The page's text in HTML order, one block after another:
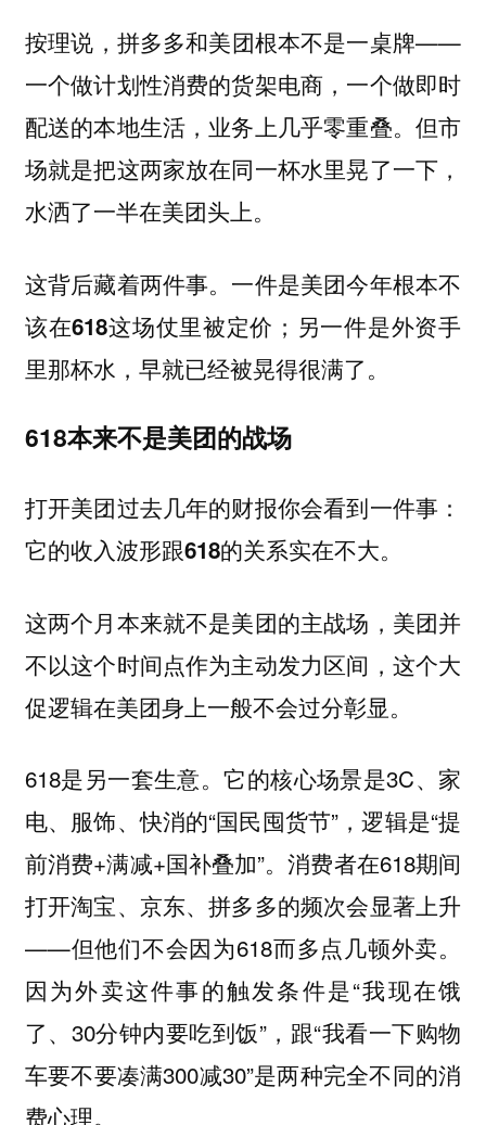
按理说，拼多多和美团根本不是一桌牌——
一个做计划性消费的货架电商，一个做即时
配送的本地生活，业务上几乎零重叠。但市
场就是把这两家放在同一杯水里晃了一下，
水洒了一半在美团头上。
这背后藏着两件事。一件是美团今年根本不
该在618这场仗里被定价；另一件是外资手
里那杯水，早就已经被晃得很满了。
618本来不是美团的战场
打开美团过去几年的财报你会看到一件事：
它的收入波形跟618的关系实在不大。
这两个月本来就不是美团的主战场，美团并
不以这个时间点作为主动发力区间，这个大
促逻辑在美团身上一般不会过分彰显。
618是另一套生意。它的核心场景是3C、家
电、服饰、快消的“国民囤货节”，逻辑是“提
前消费+满减+国补叠加”。消费者在618期间
打开淘宝、京东、拼多多的频次会显著上升
——但他们不会因为618而多点几顿外卖。
因为外卖这件事的触发条件是“我现在饿
了、30分钟内要吃到饭”，跟“我看一下购物
车要不要凑满300减30”是两种完全不同的消
费心理。